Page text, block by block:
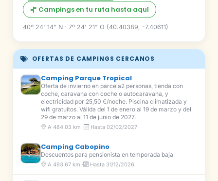
Campings en tu ruta hasta aquí
40º 24' 14" N · 7º 24' 21" O (40.40389, -7.40611)
OFERTAS DE CAMPINGS CERCANOS
Camping Parque Tropical
Oferta de invierno en parcela2 personas, tienda con
coche, caravana con coche o autocaravana, y
electricidad por 25,50 €/noche. Piscina climatizada y
wifi gratuitos. Válida del 1 de enero al 19 de marzo y del
29 de marzo al 11 de junio de 2027.
A 484.03 km · Hasta 02/02/2027
Camping Cabopino
Descuentos para pensionista en temporada baja
A 493.67 km · Hasta 31/12/2026